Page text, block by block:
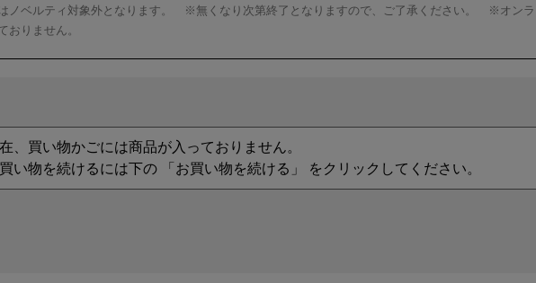
ノベルティ対象外となります。 ※無くなり次第終了となりますので、ご了承ください。 ※オンラ
おりません。
、買い物かごには商品が入っておりません。
い物を続けるには下の 「お買い物を続ける」 をクリックしてください。